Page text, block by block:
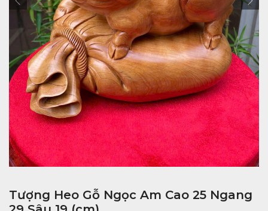
Tượng Heo Gỗ Ngọc Am Cao 25 Ngang